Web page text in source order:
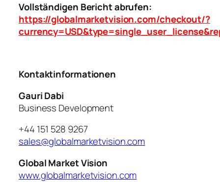
Vollständigen Bericht abrufen:
https://globalmarketvision.com/checkout/?
Kontaktinformationen
Gauri Dabi
Business Development
+44 151 528 9267
sales@globalmarketvision.com
Global Market Vision
www.globalmarketvision.com